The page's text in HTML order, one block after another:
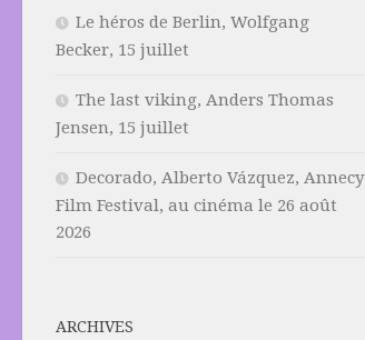
Le héros de Berlin, Wolfgang
Becker, 15 juillet
The last viking, Anders Thomas
Jensen, 15 juillet
Decorado, Alberto Vázquez, Annecy
Film Festival, au cinéma le 26 août
2026
ARCHIVES